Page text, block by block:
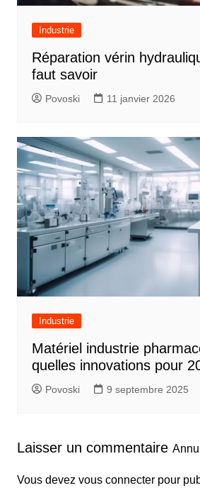
Industrie
Réparation vérin
faut savoir
Povoski 11 janvier 2026
Industrie
Matériel industrie
quelles innovations pour
Povoski 9 septembre 2025
Laisser un commentaire
Vous devez vous connecterpour